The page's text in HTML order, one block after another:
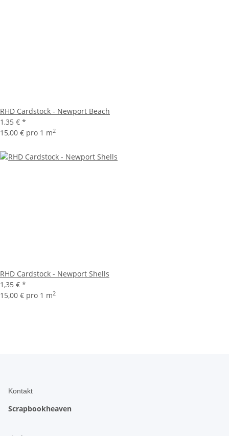
RHD Cardstock - Newport Beach
1,35 € *
15,00 € pro 1 m2
RHD Cardstock - Newport Shells
1,35 € *
15,00 € pro 1 m2
Kontakt
Scrapbookheaven